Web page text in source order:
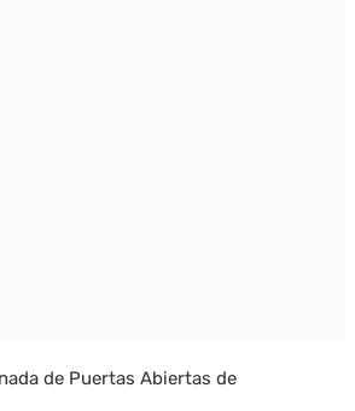
de Puertas Abiertas de